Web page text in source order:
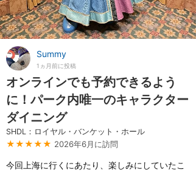
Summy
1ヵ月前に投稿
オンラインでも予約できるよう
に！パーク内唯一のキャラクター
ダイニング
SHDL：ロイヤル・バンケット・ホール
★★★★★ 2026年6月に訪問
今回上海に行くにあたり、楽しみにしていたこ